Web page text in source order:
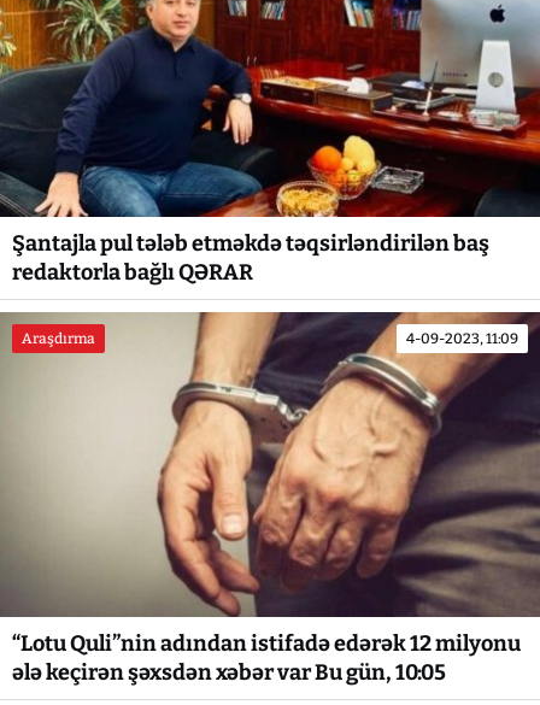
Şantajla pul tələb etməkdə təqsirləndirilən baş
redaktorla bağlı QƏRAR
Araşdırma 4-09-2023, 11:09
“Lotu Quli”nin adından istifadə edərək 12 milyonu
ələ keçirən şəxsdən xəbər var Bu gün, 10:05